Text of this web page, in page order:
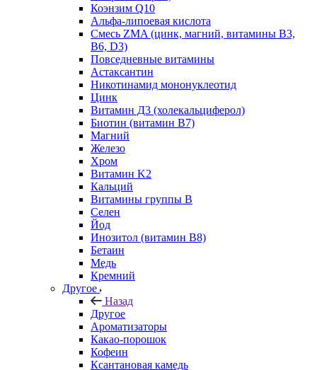
Коэнзим Q10
Альфа-липоевая кислота
Смесь ZMA (цинк, магний, витамины B3,
B6, D3)
Повседневные витамины
Астаксантин
Никотинамид мононуклеотид
Цинк
Витамин Д3 (холекальциферол)
Биотин (витамин B7)
Магний
Железо
Хром
Витамин K2
Кальций
Витамины группы B
Селен
Йод
Инозитол (витамин B8)
Бетаин
Медь
Кремний
Другое
Назад
Другое
Ароматизаторы
Какао-порошок
Кофеин
Ксантановая камедь